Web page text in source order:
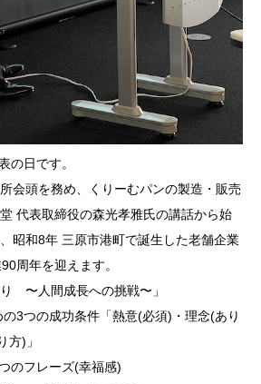
の日です。
会頭を務め、くりーむパンの製造・販売
代表取締役の森光孝雅氏の講話から始
昭和8年 三原市港町で誕生した老舗企業
周年を迎えます。
〜人間成長への挑戦〜」
の3つの成功条件「熱意(必須)・理念(あり
方)」
のフレーズ(幸福感)